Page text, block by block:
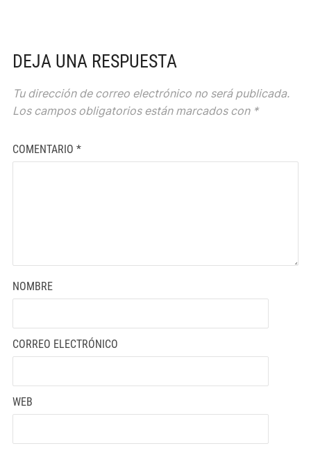
DEJA UNA RESPUESTA
Tu dirección de correo electrónico no será publicada.
Los campos obligatorios están marcados con *
COMENTARIO *
NOMBRE
CORREO ELECTRÓNICO
WEB